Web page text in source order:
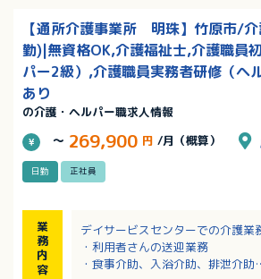
【通所介護事業所 明珠】竹原市/
勤)|無資格OK,介護福祉士,介護職員
パー2級）,介護職員実務者研修（ヘ
あり
の介護・ヘルパー職求人情報
～ 269,900 円 /月（概算）
日勤 正社員
業
務
内
容
デイサービスセンターでの介護業
・利用者さんの送迎業務
・食事介助、入浴介助、排泄介助